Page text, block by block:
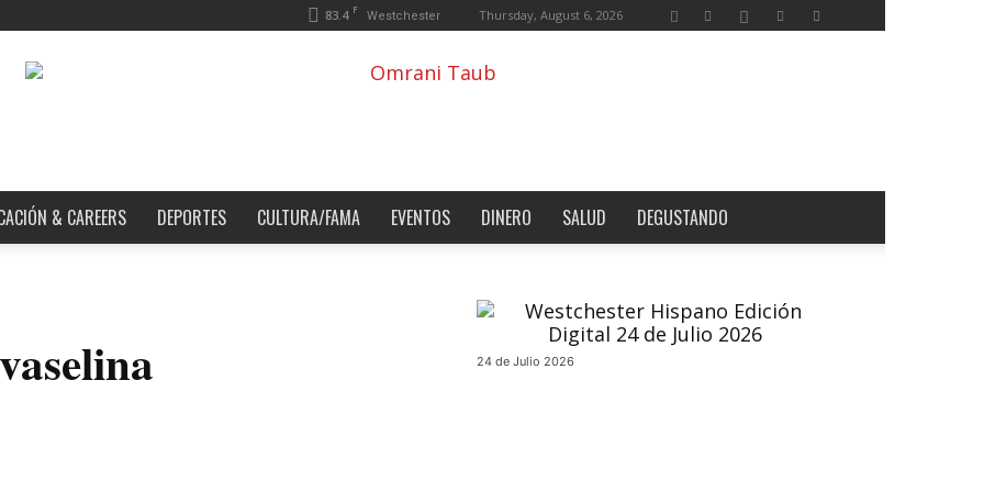
83.4 F Westchester Thursday, August 6, 2026
& CAREERS DEPORTES CULTURA/FAMA EVENTOS DINERO SALUD DEGUSTANDO
24 de Julio 2026